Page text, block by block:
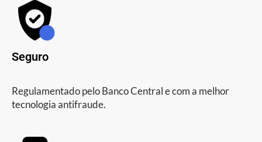
Seguro
Regulamentado pelo Banco Central e com a melhor
tecnologia antifraude.